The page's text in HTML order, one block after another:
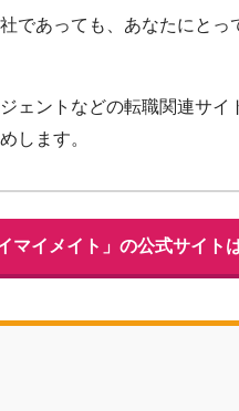
であっても、あなたにと
ェントなどの転職関連サ
します。
イマイメイト」の公式サイト